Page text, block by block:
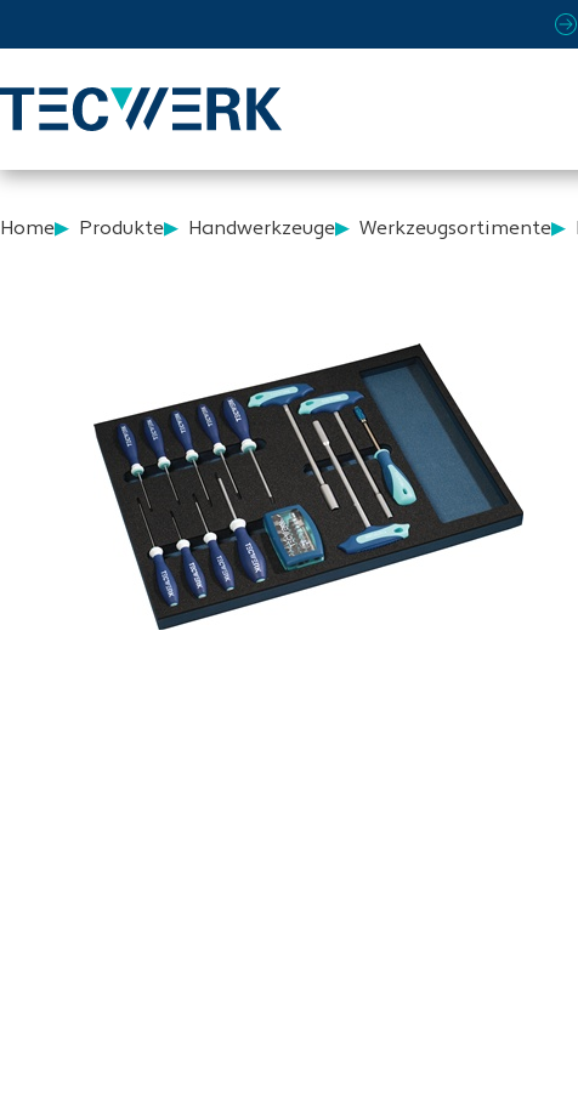
Home Produkte Handwerkzeuge Werkzeugsortimente